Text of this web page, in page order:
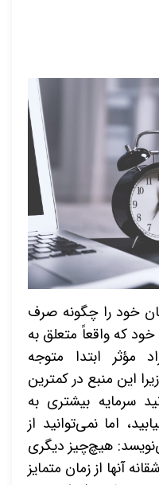
خود را چگونه صرف
که واقعاً متعلق به
مؤثر ابتدا متوجه
این منبع در کمترین
سرمایه بیشتری به
اما نمی‌توانید از
هیچ‌چیز دیگری
آنها از زمان متمایز